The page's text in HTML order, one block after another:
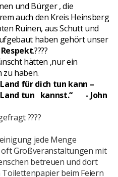
und Bürger , die
auch den Kreis Heinsberg
Ruinen, aus Schutt und
haben gehört unser
.????
hätten ,nur ein
haben.
für dich tun kann –
tun kannst.“
- John
????
jede Menge
Großveranstaltungen mit
betreuen und dort
beim Feiern